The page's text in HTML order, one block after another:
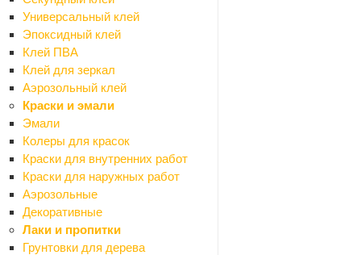
Универсальный клей
Эпоксидный клей
Клей ПВА
Клей для зеркал
Аэрозольный клей
Краски и эмали
Эмали
Колеры для красок
Краски для внутренних работ
Краски для наружных работ
Аэрозольные
Декоративные
Лаки и пропитки
Грунтовки для дерева
Назад
Электроинструмент
Бетоносмесители
Болгарки (УШМ)
Бурильные установки
Вибраторы глубинные
Газовое, газосварочное оборудование
Гайковерты
Генераторы
Граверы
Дрели сетевые
Клеящий электроинструмент
Компрессоры
Красящий электроинструмент